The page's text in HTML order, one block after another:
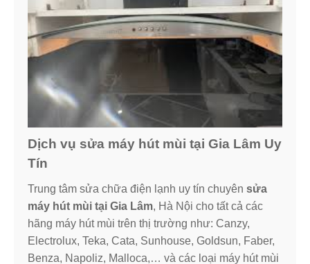
Dịch vụ sửa máy hút mùi tại Gia Lâm Uy
Tín
Trung tâm sửa chữa điện lạnh uy tín chuyên sửa
máy hút mùi tại Gia Lâm, Hà Nội cho tất cả các
hãng máy hút mùi trên thị trường như: Canzy,
Electrolux, Teka, Cata, Sunhouse, Goldsun, Faber,
Benza, Napoliz, Malloca,… và các loại máy hút mùi